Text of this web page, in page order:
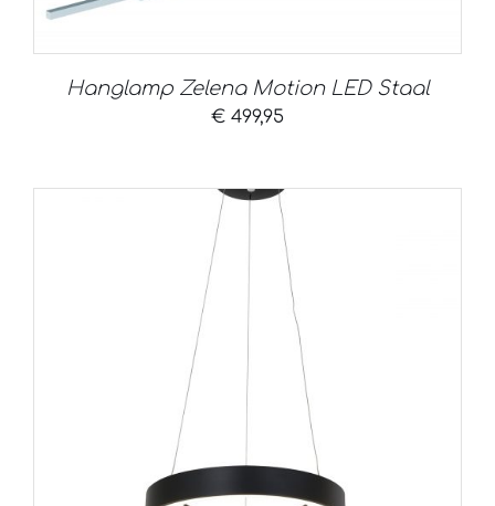
Hanglamp Zelena Motion LED Staal
€ 499,95